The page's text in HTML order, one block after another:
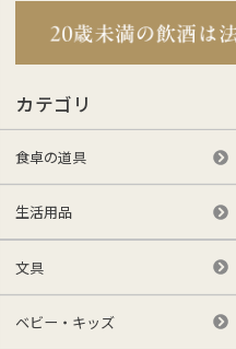
カテゴリ
食卓の道具
生活用品
文具
ベビー・キッズ